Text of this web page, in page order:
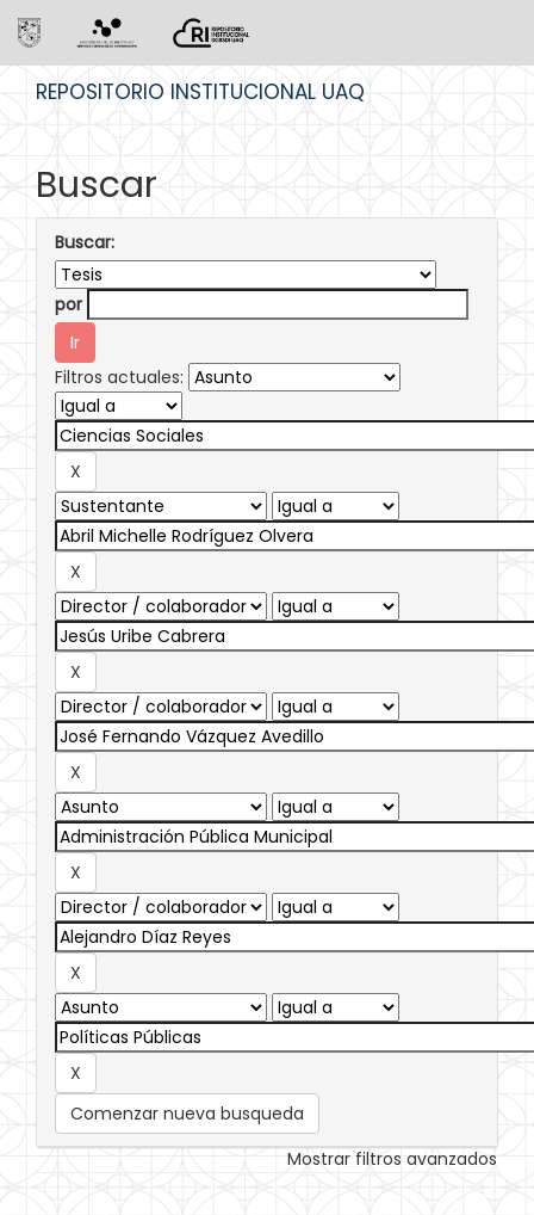
REPOSITORIO INSTITUCIONAL UAQ
Buscar
Buscar:
por
Filtros actuales:
Comenzar nueva busqueda
Mostrar filtros avanzados